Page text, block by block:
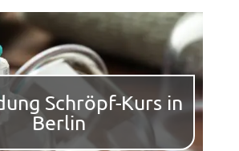
Schröpf-Kurs in
Berlin